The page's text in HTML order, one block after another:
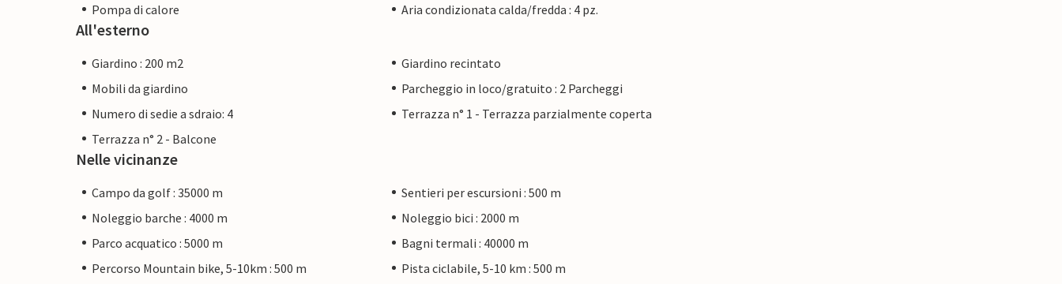
Pompa di calore
Aria condizionata calda/fredda : 4 pz.
All'esterno
Giardino : 200 m2
Giardino recintato
Mobili da giardino
Parcheggio in loco/gratuito : 2 Parcheggi
Numero di sedie a sdraio: 4
Terrazza n° 1 - Terrazza parzialmente coperta
Terrazza n° 2 - Balcone
Nelle vicinanze
Campo da golf : 35000 m
Sentieri per escursioni : 500 m
Noleggio barche : 4000 m
Noleggio bici : 2000 m
Parco acquatico : 5000 m
Bagni termali : 40000 m
Percorso Mountain bike, 5-10km : 500 m
Pista ciclabile, 5-10 km : 500 m